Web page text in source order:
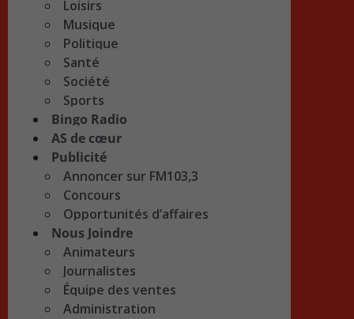
Loisirs
Musique
Politique
Santé
Société
Sports
Bingo Radio
AS de cœur
Publicité
Annoncer sur FM103,3
Concours
Opportunités d’affaires
Nous Joindre
Animateurs
Journalistes
Équipe des ventes
Administration